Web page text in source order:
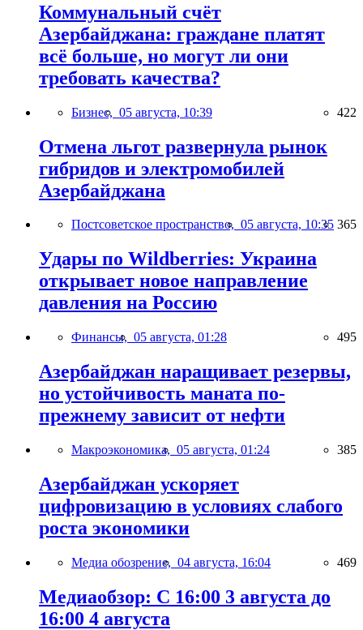
Коммунальный счёт
Азербайджана: граждане платят
всё больше, но могут ли они
требовать качества?
Бизнес, 05 августа, 10:39 422
Отмена льгот развернула рынок
гибридов и электромобилей
Азербайджана
Постсоветское пространство, 05 августа, 10:35 365
Удары по Wildberries: Украина
открывает новое направление
давления на Россию
Финансы, 05 августа, 01:28 495
Азербайджан наращивает резервы,
но устойчивость маната по-
прежнему зависит от нефти
Макроэкономика, 05 августа, 01:24 385
Азербайджан ускоряет
цифровизацию в условиях слабого
роста экономики
Медиа обозрение, 04 августа, 16:04 469
Медиаобзор: С 16:00 3 августа до
16:00 4 августа